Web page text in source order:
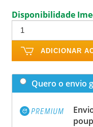
Disponibilidade
ADICIONAR
Quero o envio